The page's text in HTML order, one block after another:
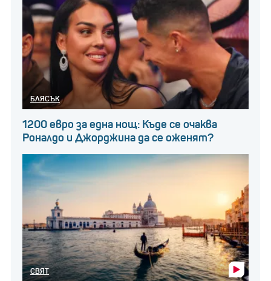
Ще попречат ли на екологията?
Еколозите са притеснени, че този вид вятърна
енергия ще навреди на екологията. По думи на
Мартин Владимиров рискове има винаги. Той даде
пример с въглещните централи, които тровят
въздуха.
"Всяка индустриална дейност има своите рискове"
При наличие на рискове се създават стратегии,
които да минимализират щетите.
Енергиен експерт:
БЛЯСЪК
1200 евро за една нощ: Къде се очаква
Роналдо и Джорджина да се оженят?
СВЯТ